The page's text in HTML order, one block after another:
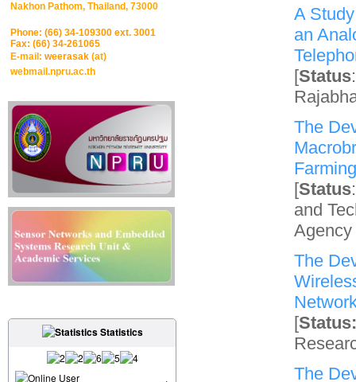
Nakhon Pathom, Thailand, 73000
Phone: (66) 34-109300 ext. 3001
Fax: (66) 34-261065
E-mail: weerasak (at)
webmail.npru.ac.th
Statistics
User
A
an
[Status
The
[Status
and
The
[Status:
The